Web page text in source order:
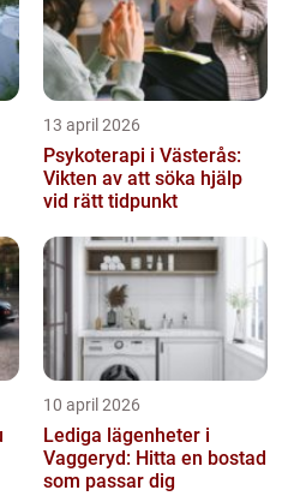
13 april 2026
Psykoterapi i Västerås:
Vikten av att söka hjälp
vid rätt tidpunkt
10 april 2026
Lediga lägenheter i
Vaggeryd: Hitta en bostad
som passar dig